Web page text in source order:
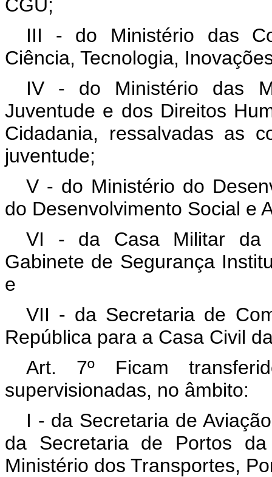
CGU;
III - do Ministério das
Ciência, Tecnologia,
IV - do Ministério das
Juventude e dos Direitos
Cidadania, ressalvadas as
juventude;
V - do Ministério do
do Desenvolvimento Social e
VI - da Casa Militar da
Gabinete de Segurança
e
VII - da Secretaria de
República para a Casa Civil
Art. 7º Ficam
supervisionadas, no âmbito:
I - da Secretaria de
da Secretaria de Portos
Ministério dos Transportes,